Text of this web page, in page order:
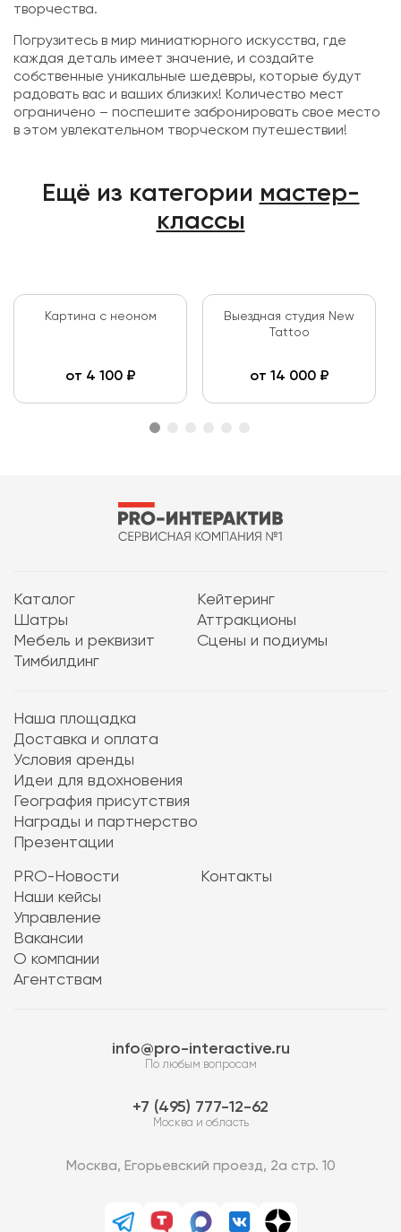
творчества.
Погрузитесь в мир миниатюрного искусства, где
каждая деталь имеет значение, и создайте
собственные уникальные шедевры, которые будут
радовать вас и ваших близких! Количество мест
ограничено – поспешите забронировать свое место
в этом увлекательном творческом путешествии!
Ещё из категории мастер-
классы
Картина с неоном
от 4 100₽
Выездная студия New
Tattoo
от 14 000₽
Каталог
Кейтеринг
Шатры
Аттракционы
Мебель и реквизит
Сцены и подиумы
Тимбилдинг
Наша площадка
Доставка и оплата
Условия аренды
Идеи для вдохновения
География присутствия
Награды и партнерство
Презентации
PRO-Новости
Наши кейсы
Управление
Вакансии
О компании
Агентствам
Контакты
info@pro-interactive.ru
По любым вопросам
7 (495) 777-12-62
Москва и область
Москва, Егорьевский проезд, 2а стр. 10